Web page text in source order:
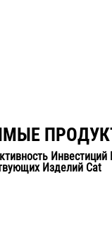
Изделий Cat